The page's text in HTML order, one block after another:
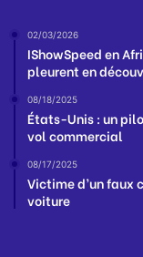
02/03/2026
IShowSpeed en
pleurent en
08/18/2025
États-Unis : un
vol commercial
08/17/2025
Victime d’un faux
voiture